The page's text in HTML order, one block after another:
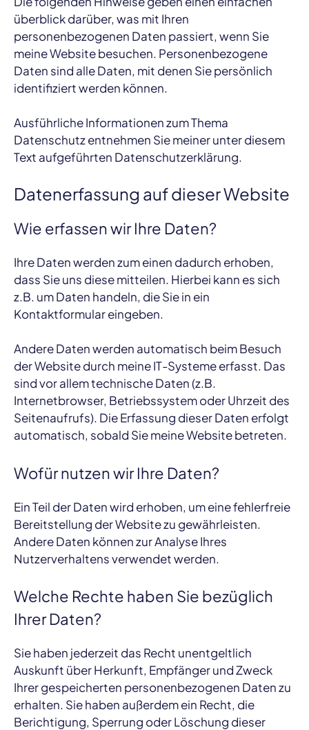
überblick darüber, was mit Ihren
personenbezogenen Daten passiert, wenn Sie
meine Website besuchen. Personenbezogene
Daten sind alle Daten, mit denen Sie persönlich
identifiziert werden können.
Ausführliche Informationen zum Thema
Datenschutz entnehmen Sie meiner unter diesem
Text aufgeführten Datenschutzerklärung.
Datenerfassung auf dieser Website
Wie erfassen wir Ihre Daten?
Ihre Daten werden zum einen dadurch erhoben,
dass Sie uns diese mitteilen. Hierbei kann es sich
z.B. um Daten handeln, die Sie in ein
Kontaktformular eingeben.
Andere Daten werden automatisch beim Besuch
der Website durch meine IT-Systeme erfasst. Das
sind vor allem technische Daten (z.B.
Internetbrowser, Betriebssystem oder Uhrzeit des
Seitenaufrufs). Die Erfassung dieser Daten erfolgt
automatisch, sobald Sie meine Website betreten.
Wofür nutzen wir Ihre Daten?
Ein Teil der Daten wird erhoben, um eine fehlerfreie
Bereitstellung der Website zu gewährleisten.
Andere Daten können zur Analyse Ihres
Nutzerverhaltens verwendet werden.
Welche Rechte haben Sie bezüglich
Ihrer Daten?
Sie haben jederzeit das Recht unentgeltlich
Auskunft über Herkunft, Empfänger und Zweck
Ihrer gespeicherten personenbezogenen Daten zu
erhalten. Sie haben außerdem ein Recht, die
Berichtigung, Sperrung oder Löschung dieser